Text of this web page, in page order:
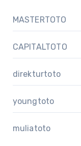
MASTERTOTO
CAPITALTOTO
direkturtoto
youngtoto
muliatoto